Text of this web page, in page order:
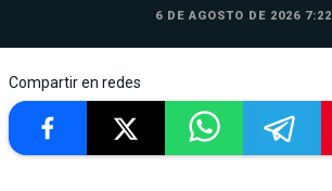
6 DE AGOSTO DE 2026 7:22
Compartir en redes